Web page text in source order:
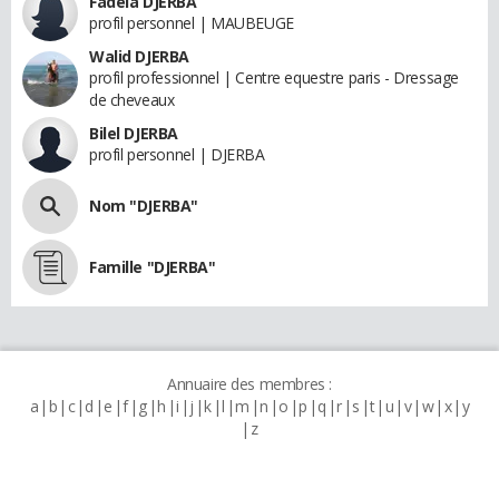
profil personnel | MAUBEUGE
Walid DJERBA
profil professionnel | Centre equestre paris - Dressage
de cheveaux
Bilel DJERBA
profil personnel | DJERBA
Nom "DJERBA"
Famille "DJERBA"
Annuaire des membres :
a b c d e f g h i j k l m n o p q r s t u v w x y
z